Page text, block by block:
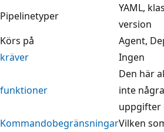
Pipelinetyper
YAML,
version
Körs på
Agent,
kräver
Ingen
funktioner
Den här
inte
uppgifter
KommandobegränsningarVilken